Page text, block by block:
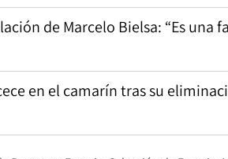
de Marcelo Bielsa: “Es una
en el camarín tras su